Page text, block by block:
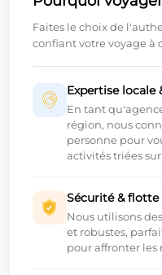
Faites le choix de
confiant votre voyage à
Expertise locale
En tant
région, nous
personne pour
activités triées
Sécurité &
Nous utilisons
et robustes,
pour affronter les